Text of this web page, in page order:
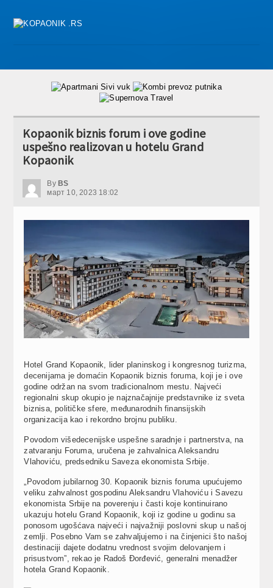
Kopaonik biznis forum i ove godine
uspešno realizovan u hotelu Grand
Kopaonik
By BS
март 10, 2023 18:02
Hotel Grand Kopaonik, lider planinskog i kongresnog turizma,
decenijama je domaćin Kopaonik biznis foruma, koji je i ove
godine održan na svom tradicionalnom mestu. Najveći
regionalni skup okupio je najznačajnije predstavnike iz sveta
biznisa, političke sfere, međunarodnih finansijskih
organizacija kao i rekordno brojnu publiku.
Povodom višedecenijske uspešne saradnje i partnerstva, na
zatvaranju Foruma, uručena je zahvalnica Aleksandru
Vlahoviću, predsedniku Saveza ekonomista Srbije.
„Povodom jubilarnog 30. Kopaonik biznis foruma upućujemo
veliku zahvalnost gospodinu Aleksandru Vlahoviću i Savezu
ekonomista Srbije na poverenju i časti koje kontinuirano
ukazuju hotelu Grand Kopaonik, koji iz godine u godinu sa
ponosom ugošćava najveći i najvažniji poslovni skup u našoj
zemlji. Posebno Vam se zahvaljujemo i na činjenici što našoj
destinaciji dajete dodatnu vrednost svojim delovanjem i
prisustvom”, rekao je Radoš Đorđević, generalni menadžer
hotela Grand Kopaonik.